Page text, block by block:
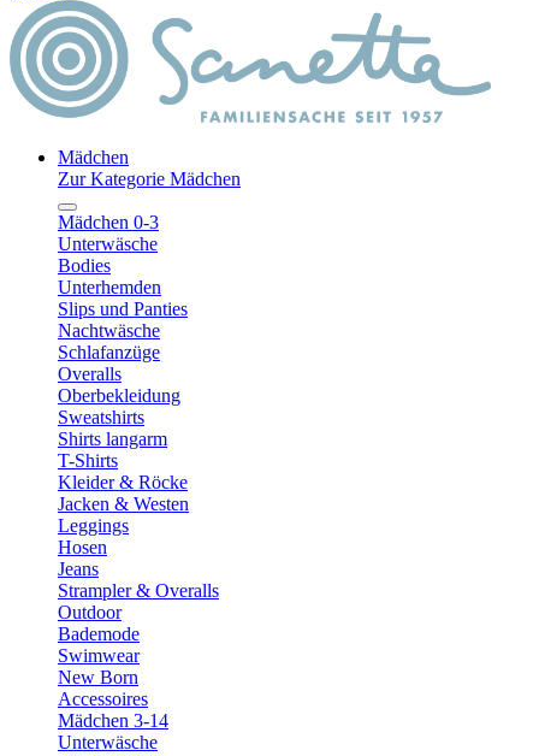
Mädchen
Zur Kategorie Mädchen
Mädchen 0-3
Unterwäsche
Bodies
Unterhemden
Slips und Panties
Nachtwäsche
Schlafanzüge
Overalls
Oberbekleidung
Sweatshirts
Shirts langarm
T-Shirts
Kleider & Röcke
Jacken & Westen
Leggings
Hosen
Jeans
Strampler & Overalls
Outdoor
Bademode
Swimwear
New Born
Accessoires
Mädchen 3-14
Unterwäsche